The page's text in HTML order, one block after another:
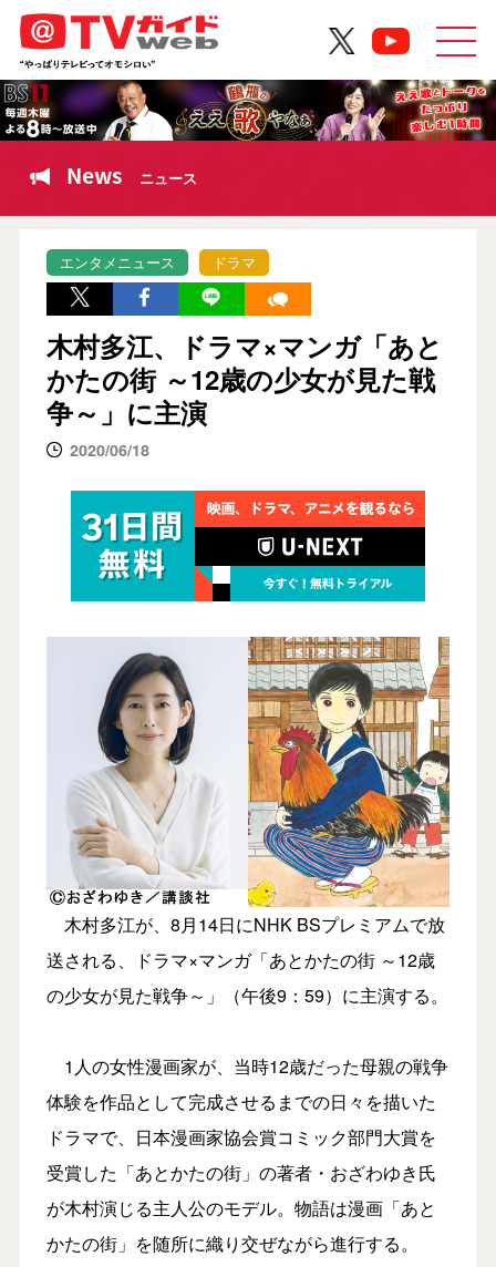
News ニュース
エンタメニュース ドラマ
木村多江、ドラマ×マンガ「あと
かたの街 ～12歳の少女が見た戦
争～」に主演
2020/06/18
木村多江が、8月14日にNHK BSプレミアムで放
送される、ドラマ×マンガ「あとかたの街 ～12歳
の少女が見た戦争～」（午後9：59）に主演する。
1人の女性漫画家が、当時12歳だった母親の戦争
体験を作品として完成させるまでの日々を描いた
ドラマで、日本漫画家協会賞コミック部門大賞を
受賞した「あとかたの街」の著者・おざわゆき氏
が木村演じる主人公のモデル。物語は漫画「あと
かたの街」を随所に織り交ぜながら進行する。